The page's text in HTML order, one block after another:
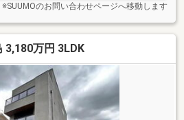
※SUUMOのお問い合わせページへ移動します
3,180万円 3LDK